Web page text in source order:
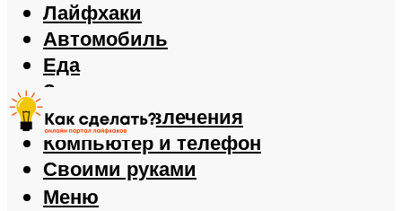
Лайфхаки
Автомобиль
Еда
Здоровье
Игры и развлечения
Компьютер и телефон
Своими руками
Меню